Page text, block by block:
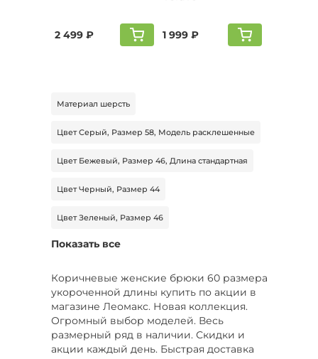
2 499 ₽ 1 999 ₽
Материал шерсть
Цвет Серый, Размер 58, Модель расклешенные
Цвет Бежевый, Размер 46, Длина стандартная
Цвет Черный, Размер 44
Цвет Зеленый, Размер 46
Цвет Серый, Размер 58, Сезон Демисезон
Цвет Серый, Размер 56, Сезон Демисезон
Цвет Черный, Размер 56, Тип штаны
спортивные
Цвет Белый, Размер 50-52, Сезон Лето
Показать все
Коричневые женские брюки 60 размера
укороченной длины купить по акции в
магазине Леомакс. Новая коллекция.
Огромный выбор моделей. Весь
размерный ряд в наличии. Скидки и
акции каждый день. Быстрая доставка